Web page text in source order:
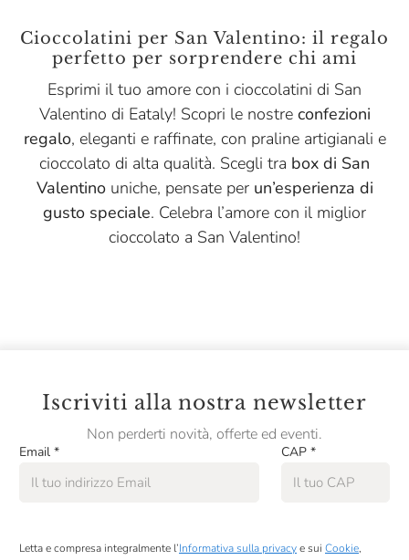
Cioccolatini per San Valentino: il regalo
perfetto per sorprendere chi ami
Esprimi il tuo amore con i cioccolatini di San
Valentino di Eataly! Scopri le nostre confezioni
regalo, eleganti e raffinate, con praline artigianali e
cioccolato di alta qualità. Scegli tra box di San
Valentino uniche, pensate per un’esperienza di
gusto speciale. Celebra l’amore con il miglior
cioccolato a San Valentino!
Iscriviti alla nostra newsletter
Non perderti novità, offerte ed eventi.
Email * CAP *
Letta e compresa integralmente l’Informativa sulla privacye sui Cookie,